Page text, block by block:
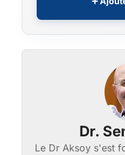
Dr.
Le Dr Aksoy s'est